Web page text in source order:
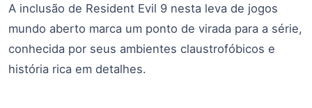
A inclusão de Resident Evil 9 nesta leva de jogos
mundo aberto marca um ponto de virada para a série,
conhecida por seus ambientes claustrofóbicos e
história rica em detalhes.